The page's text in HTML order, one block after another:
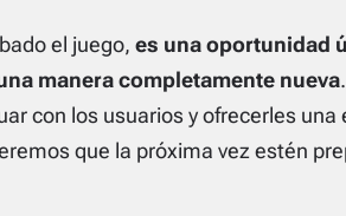
el juego, es una oportunidad
manera completamente nueva
con los usuarios y ofrecerles una
que la próxima vez estén